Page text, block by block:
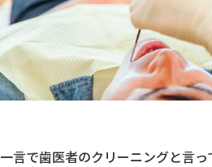
一言で歯医者のクリーニングと言